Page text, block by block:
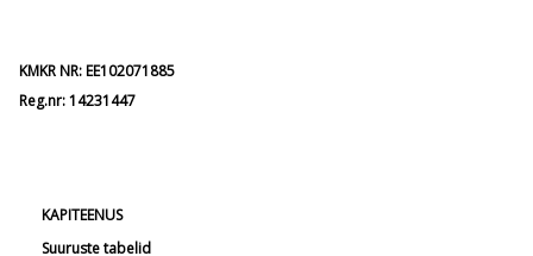
KMKR NR: EE102071885
Reg.nr: 14231447
KAPITEENUS
Suuruste tabelid